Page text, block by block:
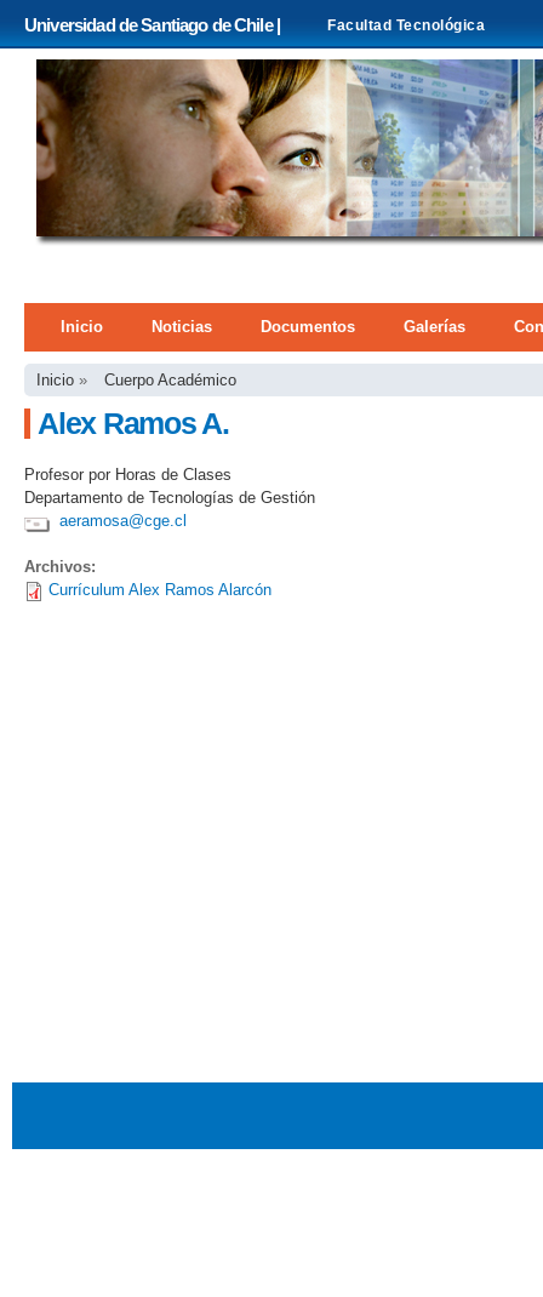
Universidad de Santiago de Chile | Facultad Tecnológica
Menú principal
Inicio Noticias Documentos Galerías
Se encuentra usted aquí
Inicio » Cuerpo Académico
Alex Ramos A.
Profesor por Horas de Clases
Departamento de Tecnologías de Gestión
aeramosa@cge.cl
Archivos:
Currículum Alex Ramos Alarcón